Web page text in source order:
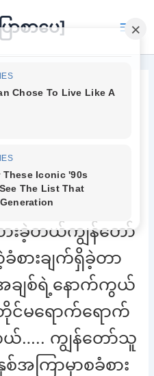
ာစာပေ]
Main
အရှိန်မသေ
း လေးကို
သာကျွန် တော့
ခဲ့တယ်ကျွန်တော်
စားချက်ရှိခဲ့တာ
ျစ်ရဲ့နောက်ကွယ်
မရောက်ရောက်
ယ်….. ကျွန်တော်သူ
ကြာမှာစခံစား